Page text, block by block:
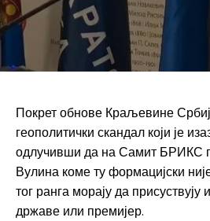
Покрет обнове Краљевине
геополитички скандал који је
одлучивши да на Самит БРИКС
Вулина коме ту формацијски
тог ранга морају да присуствују
државе или премијер.